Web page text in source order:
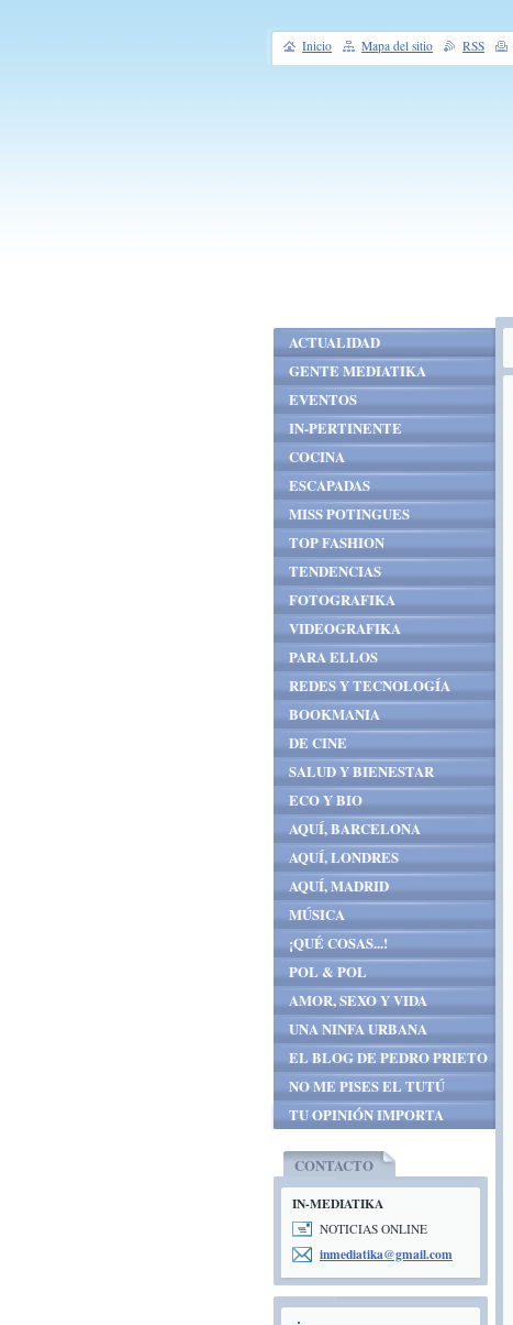
ACTUALIDAD
GENTE MEDIATIKA
EVENTOS
IN-PERTINENTE
COCINA
ESCAPADAS
MISS POTINGUES
TOP FASHION
TENDENCIAS
FOTOGRAFIKA
VIDEOGRAFIKA
PARA ELLOS
REDES Y TECNOLOGÍA
BOOKMANIA
DE CINE
SALUD Y BIENESTAR
ECO Y BIO
AQUÍ, BARCELONA
AQUÍ, LONDRES
AQUÍ, MADRID
MÚSICA
¡QUÉ COSAS...!
POL & POL
AMOR, SEXO Y VIDA
UNA NINFA URBANA
EL BLOG DE PEDRO PRIETO
NO ME PISES EL TUTÚ
TU OPINIÓN IMPORTA
CONTACTO
IN-MEDIATIKA
NOTICIAS ONLINE
inmediatika@gmail.com
Inicio Mapa del sitio RSS